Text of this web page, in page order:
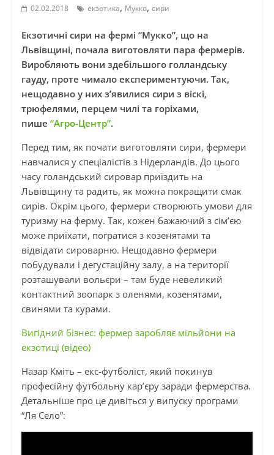
02.02.2018 екзотика, Мукко, сири
Екзотичні сири на фермі “Мукко”, що на
Львівщині, почала виготовляти пара фермерів.
Виробляють вони здебільшого голландську
гауду, проте чимало експериментуючи. Так,
нещодавно у них з’явилися сири з віскі,
трюфелями, перцем чилі та горіхами,
пише “Агро-Центр”.
Перед тим, як почати виготовляти сири, фермери
навчалися у спеціалістів з Нідерландів. До цього
часу голандський сировар приїздить на
Львівщину та радить, як можна покращити смак
сирів. Окрім цього, фермери створюють умови для
туризму на ферму. Так, кожен бажаючий з сім’єю
може приїхати, погратися з козенятами та
відвідати сироварню. Нещодавно фермери
побудували і дегустаційну залу, а на території
розташували вольєри – там буде невеликий
контактний зоопарк з оленями, козенятами,
свинями та курами.
Вигідний бізнес: фермер заробляє мільйони на
екзотиці (відео)
Назар Кміть – екс-футболіст, який покинув
професійну футбольну кар’єру заради фермерства.
Детальніше про це дивіться у випуску програми
“Ля Село”: